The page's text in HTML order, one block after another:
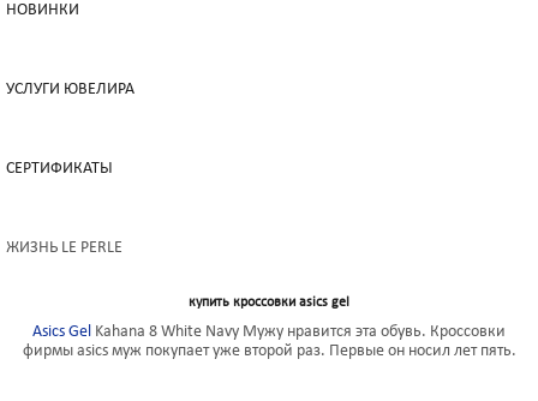
НОВИНКИ
УСЛУГИ ЮВЕЛИРА
СЕРТИФИКАТЫ
ЖИЗНЬ LE PERLE
купить кроссовки asics gel
Asics Gel Kahana 8 White Navy Мужу нравится эта обувь. Кроссовки
фирмы asics муж покупает уже второй раз. Первые он носил лет пять.